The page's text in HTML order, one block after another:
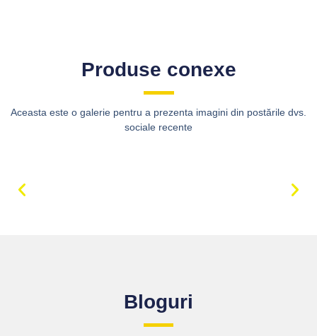
Produse conexe
Aceasta este o galerie pentru a prezenta imagini din postările dvs.
sociale recente
Bloguri